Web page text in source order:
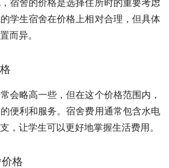
学生宿舍在价格上相对合理，但具体
而异。
会略高一些，但在这个价格范围内，
便利和服务。宿舍费用通常包含水电
，让学生可以更好地掌握生活费用。
格